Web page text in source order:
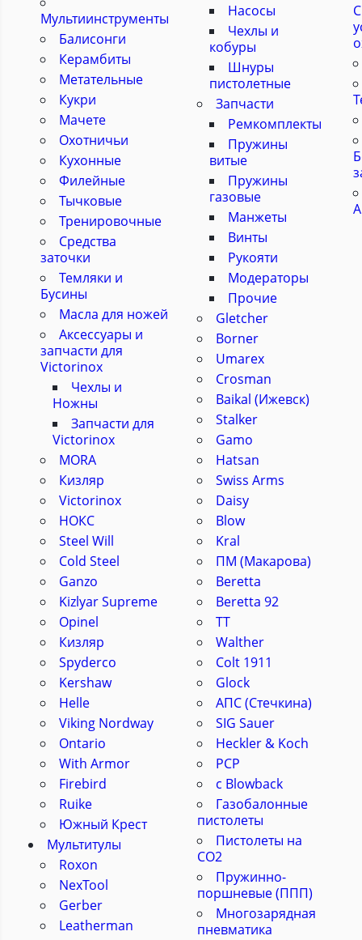
Мультиинструменты
Балисонги
Керамбиты
Метательные
Кукри
Мачете
Охотничьи
Кухонные
Филейные
Тычковые
Тренировочные
Средства
заточки
Темляки и
Бусины
Масла для ножей
Аксессуары и
запчасти для
Victorinox
Чехлы и
Ножны
Запчасти для
Victorinox
MORA
Кизляр
Victorinox
НОКС
Steel Will
Cold Steel
Ganzo
Kizlyar Supreme
Opinel
Кизляр
Spyderco
Kershaw
Helle
Viking Nordway
Ontario
With Armor
Firebird
Ruike
Южный Крест
Мультитулы
Roxon
NexTool
Gerber
Leatherman
Насосы
Чехлы и
кобуры
Шнуры
пистолетные
Запчасти
Ремкомплекты
Пружины
витые
Пружины
газовые
Манжеты
Винты
Рукояти
Модераторы
Прочие
Gletcher
Borner
Umarex
Crosman
Baikal (Ижевск)
Stalker
Gamo
Hatsan
Swiss Arms
Daisy
Blow
Kral
ПМ (Макарова)
Beretta
Beretta 92
ТТ
Walther
Colt 1911
Glock
АПС (Стечкина)
SIG Sauer
Heckler & Koch
PCP
с Blowback
Газобалонные
пистолеты
Пистолеты на
CO2
Пружинно-
поршневые (ППП)
Многозарядная
пневматика